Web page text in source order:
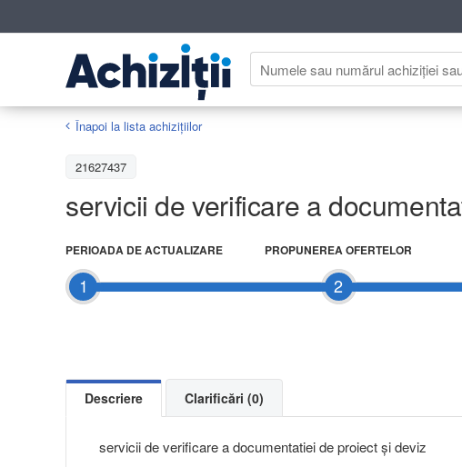
Înapoi la lista achiziţiilor
21627437
servicii de verificare a
1
PERIOADA DE ACTUALIZARE
2
PROPUNEREA OFERTELOR
Descriere Clarificări (0)
servicii de verificare a documentatiei de proiect și deviz